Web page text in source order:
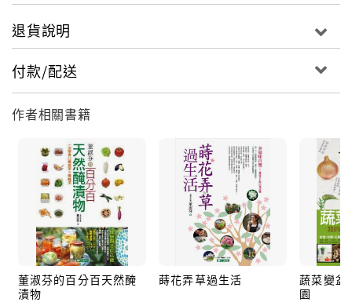
退貨說明
付款/配送
作者相關書籍
董淑芬的百分百天然醃
漬物
蒔花弄草過生活
蔬菜變盆
園